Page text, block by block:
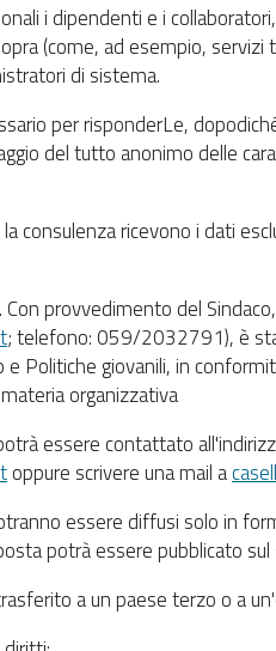
i dipendenti e i
(come, ad esempio, servizi
di sistema.
per risponderLe,
del tutto anonimo delle
consulenza ricevono i dati
provvedimento del
; telefono: 059/2032791), è
Politiche giovanili, in
organizzativa
essere contattato
oppure scrivere una mail a
essere diffusi solo in
potrà essere pubblicato
a un paese terzo o a